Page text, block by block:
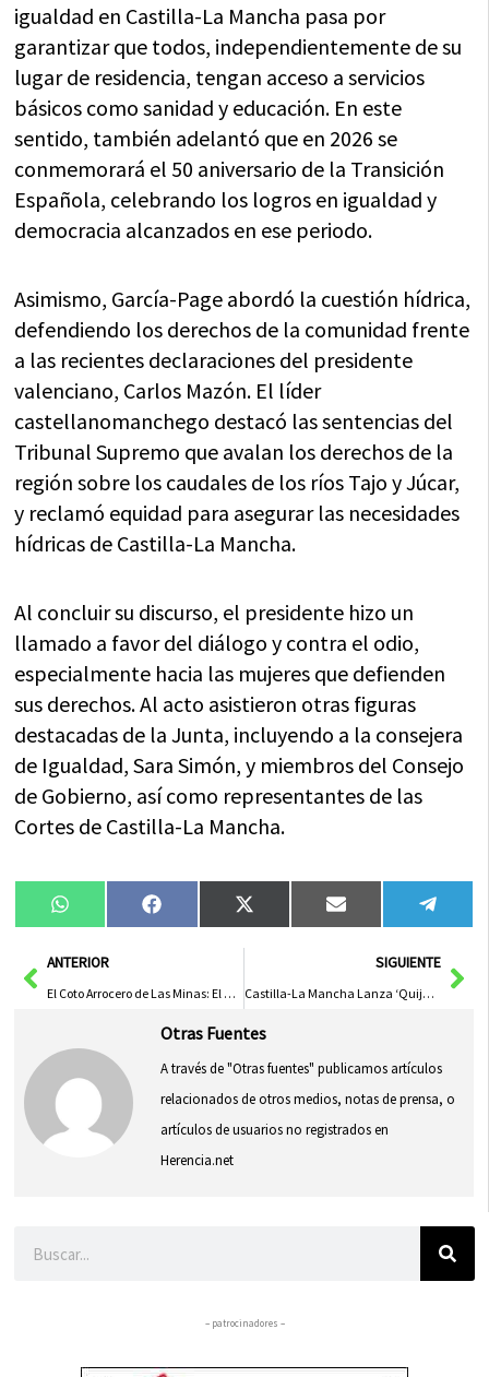
igualdad en Castilla-La Mancha pasa por
garantizar que todos, independientemente de su
lugar de residencia, tengan acceso a servicios
básicos como sanidad y educación. En este
sentido, también adelantó que en 2026 se
conmemorará el 50 aniversario de la Transición
Española, celebrando los logros en igualdad y
democracia alcanzados en ese periodo.
Asimismo, García-Page abordó la cuestión hídrica,
defendiendo los derechos de la comunidad frente
a las recientes declaraciones del presidente
valenciano, Carlos Mazón. El líder
castellanomanchego destacó las sentencias del
Tribunal Supremo que avalan los derechos de la
región sobre los caudales de los ríos Tajo y Júcar,
y reclamó equidad para asegurar las necesidades
hídricas de Castilla-La Mancha.
Al concluir su discurso, el presidente hizo un
llamado a favor del diálogo y contra el odio,
especialmente hacia las mujeres que defienden
sus derechos. Al acto asistieron otras figuras
destacadas de la Junta, incluyendo a la consejera
de Igualdad, Sara Simón, y miembros del Consejo
de Gobierno, así como representantes de las
Cortes de Castilla-La Mancha.
Compartir
en
WhatsAppCompartir
en
FacebookCompartir
en
X
(Twitter)
Compartir
en
Email
en
AntANTERIOR
El Coto Arrocero de Las Minas: El Mejor de España por su Calidad Según el Gobierno Regional
SIGUIENTE
Castilla-La Mancha Lanza ‘Quijotes’ con Inteligencia Artificial para Conectar con la Juventud
Otras Fuentes
A través de "Otras fuentes" publicamos artículos
relacionados de otros medios, notas de prensa, o
artículos de usuarios no registrados en
Herencia.net
– patrocinadores –